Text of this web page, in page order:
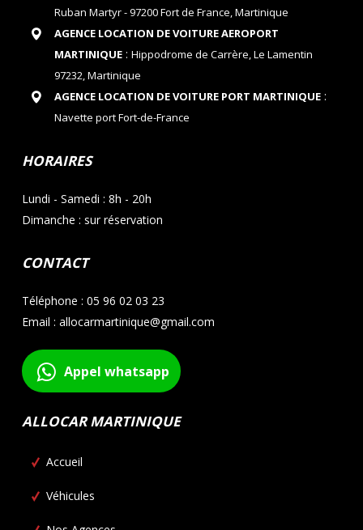
Ruban Martyr - 97200 Fort de France, Martinique
AGENCE LOCATION DE VOITURE AEROPORT
MARTINIQUE: Hippodrome de Carrère, Le Lamentin
97232, Martinique
AGENCE LOCATION DE VOITURE PORT MARTINIQUE:
Navette port Fort-de-France
HORAIRES
Lundi - Samedi : 8h - 20h
Dimanche : sur réservation
CONTACT
Téléphone : 05 96 02 03 23
Email : allocarmartinique@gmail.com
Appel whatsapp
ALLOCAR MARTINIQUE
Accueil
Véhicules